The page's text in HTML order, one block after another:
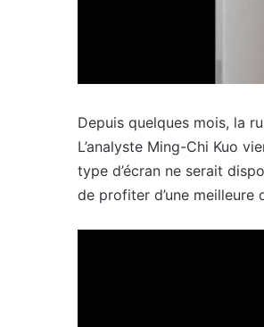
Depuis quelques mois, la
L’analyste Ming-Chi Kuo
type d’écran ne serait
de profiter d’une meilleure